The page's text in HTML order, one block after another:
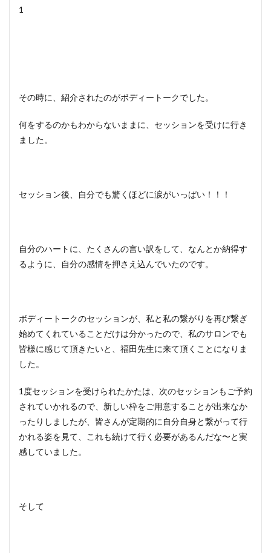
その時に、紹介されたのがボディートークでした。
何をするのかもわからないままに、セッションを受けに行き
ました。
セッション後、自分でも驚くほどに涙がいっぱい！！！
自分のハートに、たくさんの言い訳をして、なんとか納得す
るように、自分の感情を押さえ込んでいたのです。
ボディートークのセッションが、私と私の繋がりを再び繋ぎ
始めてくれていることだけは分かったので、私のサロンでも
皆様に感じて頂きたいと、福田先生に来て頂くことになりま
した。
1度セッションを受けられたかたは、次のセッションもご予約
されていかれるので、新しい枠をご用意することが出来なか
ったりしましたが、皆さんが定期的に自分自身と繋がって行
かれる姿を見て、これも続けて行く必要があるんだな〜と実
感していました。
そして